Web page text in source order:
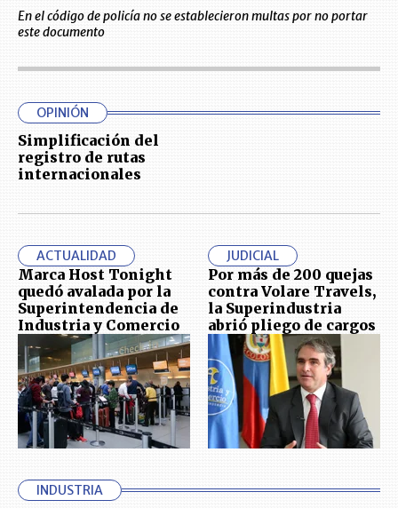
En el código de policía no se establecieron multas por no portar
este documento
OPINIÓN
Simplificación del
registro de rutas
internacionales
ACTUALIDAD
Marca Host Tonight
quedó avalada por la
Superintendencia de
Industria y Comercio
JUDICIAL
Por más de 200 quejas
contra Volare Travels,
la Superindustria
abrió pliego de cargos
INDUSTRIA